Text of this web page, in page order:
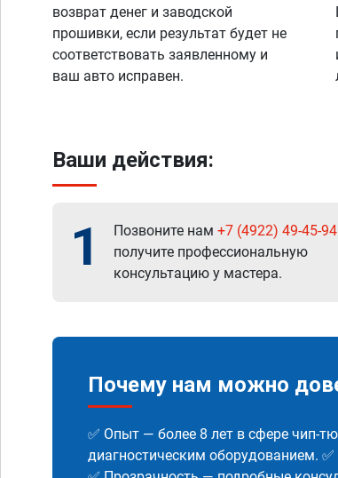
возврат денег и заводской
прошивки, если результат будет не
соответствовать заявленному и
ваш авто исправен.
Ваши действия:
1 Позвоните нам +7 (4922) 49-45-94
получите профессиональную
консультацию у мастера.
Почему нам можно
✅ Опыт — более 8 лет в сфере чип-
диагностическим оборудованием.